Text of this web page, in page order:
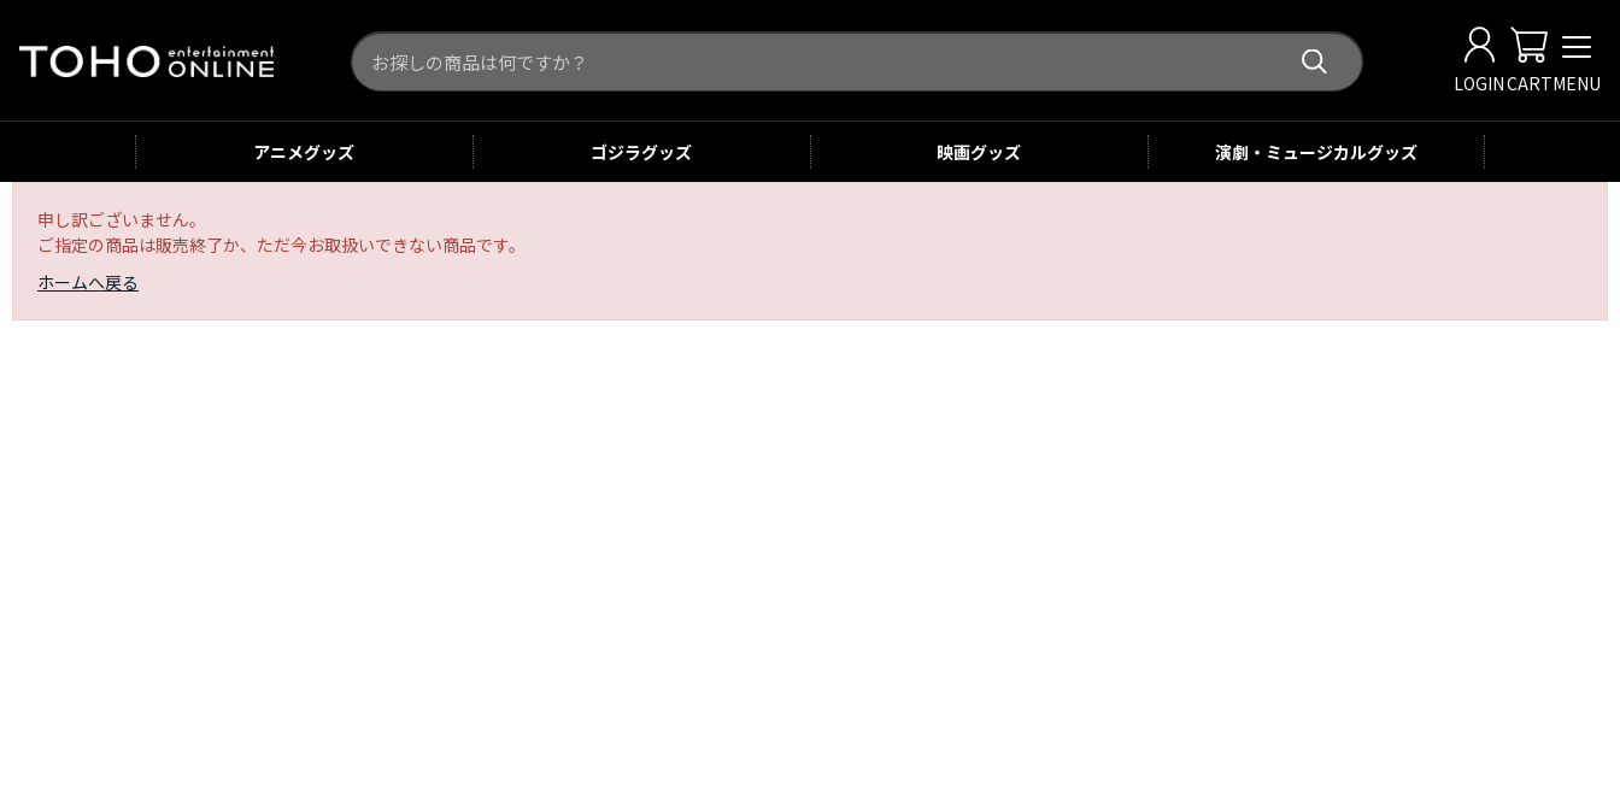
LOGINCARTMENU
アニメグッズ ゴジラグッズ 映画グッズ 演劇・ミュージカルグッズ
申し訳ございません。
ご指定の商品は販売終了か、ただ今お取扱いできない商品です。
ホームへ戻る